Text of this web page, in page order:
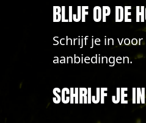
BLIJF OP DE
Schrijf je in
aanbiedingen.
SCHRIJF JE IN